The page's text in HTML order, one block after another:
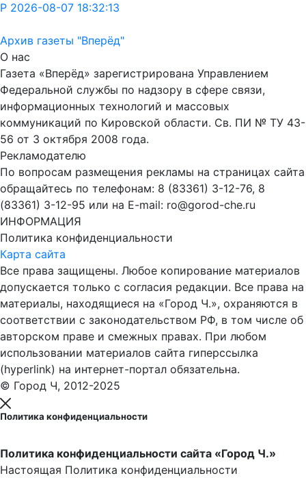
Р 2026-08-07 18:32:13
Архив газеты "Вперёд"
О нас
Газета «Вперёд» зарегистрирована Управлением
Федеральной службы по надзору в сфере связи,
информационных технологий и массовых
коммуникаций по Кировской области. Св. ПИ № ТУ 43-
56 от 3 октября 2008 года.
Рекламодателю
По вопросам размещения рекламы на страницах сайта
обращайтесь по телефонам: 8 (83361) 3-12-76, 8
(83361) 3-12-95 или на E-mail: ro@gorod-che.ru
ИНФОРМАЦИЯ
Политика конфиденциальности
Карта сайта
Все права защищены. Любое копирование материалов
допускается только с согласия редакции. Все права на
материалы, находящиеся на «Город Ч.», охраняются в
соответствии с законодательством РФ, в том числе об
авторском праве и смежных правах. При любом
использовании материалов сайта гиперссылка
(hyperlink) на интернет-портал обязательна.
© Город Ч, 2012-2025
Политика конфиденциальности
Политика конфиденциальности сайта «Город Ч.»
Настоящая Политика конфиденциальности